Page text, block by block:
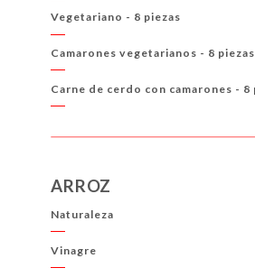
Vegetariano - 8 piezas
Camarones vegetarianos - 8 piezas
Carne de cerdo con camarones - 8
ARROZ
Naturaleza
Vinagre